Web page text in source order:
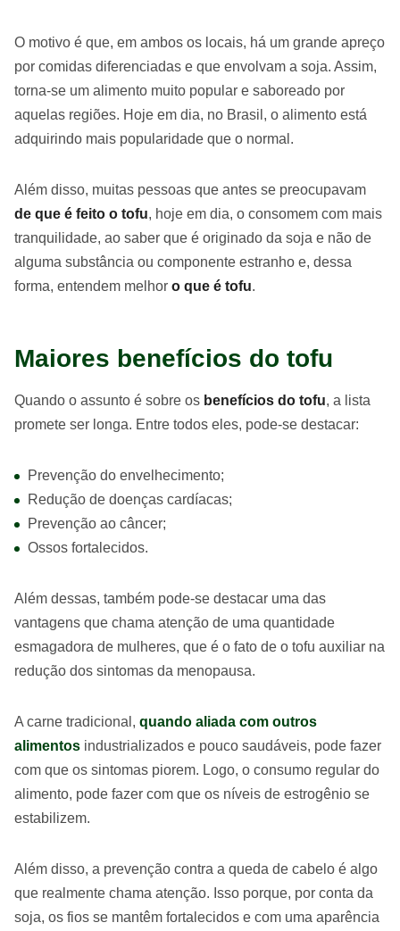
O motivo é que, em ambos os locais, há um grande apreço
por comidas diferenciadas e que envolvam a soja. Assim,
torna-se um alimento muito popular e saboreado por
aquelas regiões. Hoje em dia, no Brasil, o alimento está
adquirindo mais popularidade que o normal.
Além disso, muitas pessoas que antes se preocupavam
de que é feito o tofu, hoje em dia, o consomem com mais
tranquilidade, ao saber que é originado da soja e não de
alguma substância ou componente estranho e, dessa
forma, entendem melhor o que é tofu.
Maiores benefícios do tofu
Quando o assunto é sobre os benefícios do tofu, a lista
promete ser longa. Entre todos eles, pode-se destacar:
Prevenção do envelhecimento;
Redução de doenças cardíacas;
Prevenção ao câncer;
Ossos fortalecidos.
Além dessas, também pode-se destacar uma das
vantagens que chama atenção de uma quantidade
esmagadora de mulheres, que é o fato de o tofu auxiliar na
redução dos sintomas da menopausa.
A carne tradicional, quando aliada com outros
alimentos industrializados e pouco saudáveis, pode fazer
com que os sintomas piorem. Logo, o consumo regular do
alimento, pode fazer com que os níveis de estrogênio se
estabilizem.
Além disso, a prevenção contra a queda de cabelo é algo
que realmente chama atenção. Isso porque, por conta da
soja, os fios se mantêm fortalecidos e com uma aparência